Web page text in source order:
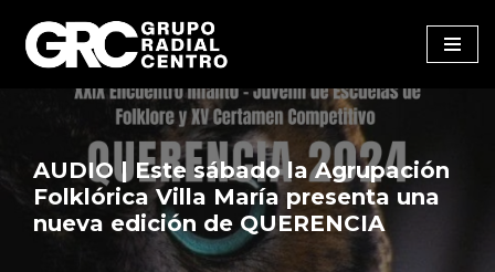
Saltar
AUDIO | Este sábado la Agrupación
Folklórica Villa María presenta una
nueva edición de QUERENCIA